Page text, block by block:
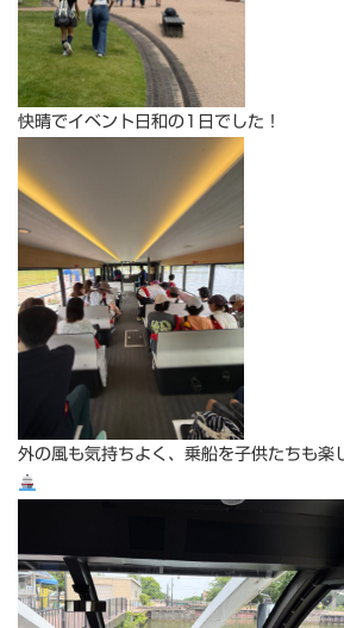
快晴でイベント日和の1日でした！
外の風も気持ちよく、乗船を子供たちも楽